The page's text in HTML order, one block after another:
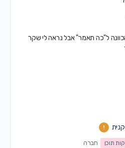
ל"כה תאמר" אבל נראה לי שקר
תוכן
חברה